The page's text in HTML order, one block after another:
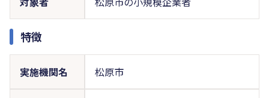
特徴
実施機関名 松原市